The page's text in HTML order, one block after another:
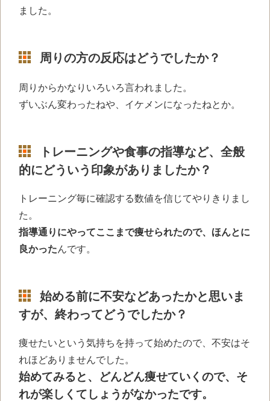
ました。
周りの方の反応はどうでしたか？
周りからかなりいろいろ言われました。
ずいぶん変わったねや、イケメンになったねとか。
トレーニングや食事の指導など、全般
的にどういう印象がありましたか？
トレーニング毎に確認する数値を信じてやりきりまし
た。
指導通りにやってここまで痩せられたので、ほんとに
良かったんです。
始める前に不安などあったかと思いま
すが、終わってどうでしたか？
痩せたいという気持ちを持って始めたので、不安はそ
れほどありませんでした。
始めてみると、どんどん痩せていくので、そ
れが楽しくてしょうがなかったです。